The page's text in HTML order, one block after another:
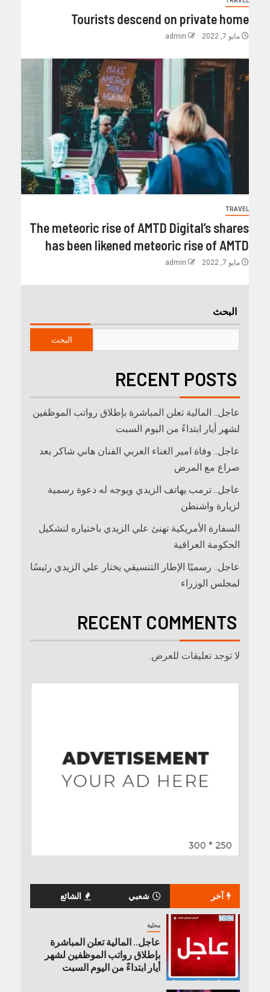
Tourists descend on private home
مايو 7, 2022 admin
TRAVEL
The meteoric rise of AMTD Digital’s shares
has been likened meteoric rise of AMTD
مايو 7, 2022 admin
البحث
البحث
RECENT POSTS
عاجل.. المالية تعلن المباشرة بإطلاق رواتب ‏الموظفين
لشهر أيار ابتداءً من اليوم السبت
عاجل.. وفاة امير الغناء العربي الفنان هاني شاكر بعد
صراع مع المرض
عاجل.. ترمب يهاتف الزيدي ويوجه له دعوة رسمية
لزيارة واشنطن
السفارة الأمريكية تهنئ علي الزيدي باختياره لتشكيل
الحكومة العراقية
عاجل.. رسميًا الإطار التنسيقي يختار علي الزيدي رئيسًا
لمجلس الوزراء
RECENT COMMENTS
لا توجد تعليقات للعرض.
آخر شعبي الشائع
محلية
عاجل.. المالية تعلن المباشرة
بإطلاق رواتب ‏الموظفين لشهر
أيار ابتداءً من اليوم السبت